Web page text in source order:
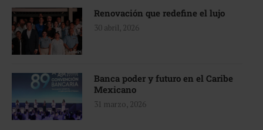
Renovación que redefine el lujo
30 abril, 2026
Banca poder y futuro en el Caribe
Mexicano
31 marzo, 2026